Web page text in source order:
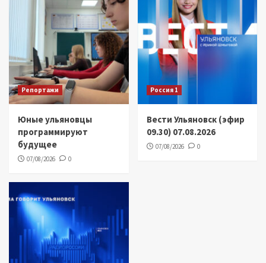
Репортажи
Юные ульяновцы
программируют
будущее
07/08/2026 0
Россия 1
Вести Ульяновск (эфир
09.30) 07.08.2026
07/08/2026 0